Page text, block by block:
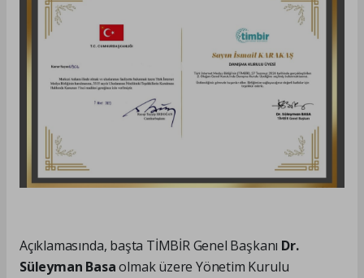
Açıklamasında, başta TİMBİR Genel Başkanı Dr.
Süleyman Basaolmak üzere Yönetim Kurulu